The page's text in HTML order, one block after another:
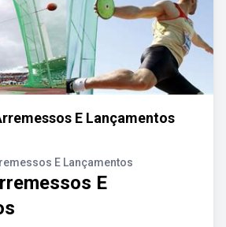
E Lançamentos
E Lançamentos
E